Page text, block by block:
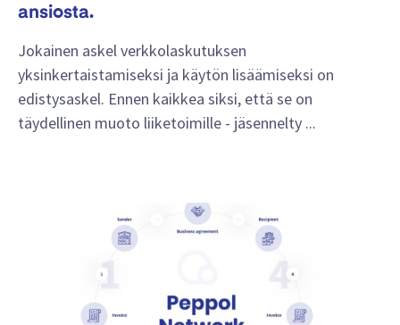
ansiosta.
Jokainen askel verkkolaskutuksen
yksinkertaistamiseksi ja käytön lisäämiseksi on
edistysaskel. Ennen kaikkea siksi, että se on
täydellinen muoto liiketoimille - jäsennelty ...